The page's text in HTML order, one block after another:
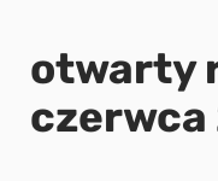
otwarty
czerwca